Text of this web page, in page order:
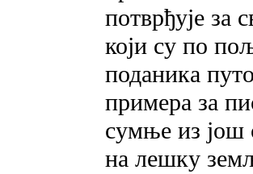
потврђује за
који су по
поданика
примера за
сумње из још
на лешку